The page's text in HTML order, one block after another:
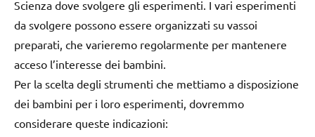
Scienza dove svolgere gli esperimenti. I vari esperimenti
da svolgere possono essere organizzati su vassoi
preparati, che varieremo regolarmente per mantenere
acceso l’interesse dei bambini.
Per la scelta degli strumenti che mettiamo a disposizione
dei bambini per i loro esperimenti, dovremmo
considerare queste indicazioni: